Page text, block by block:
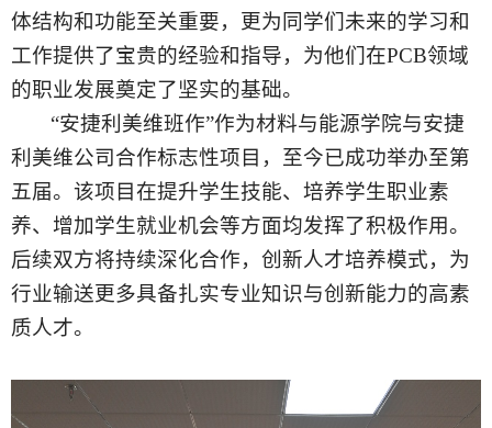
体结构和功能至关重要，更为同学们未来的学习和
工作提供了宝贵的经验和指导，为他们在PCB领域
的职业发展奠定了坚实的基础。
“安捷利美维班作”作为材料与能源学院与安捷
利美维公司合作标志性项目，至今已成功举办至第
五届。该项目在提升学生技能、培养学生职业素
养、增加学生就业机会等方面均发挥了积极作用。
后续双方将持续深化合作， 创新人才培养模式， 为
行业输送更多具备扎实专业知识与创新能力的高素
质人才。